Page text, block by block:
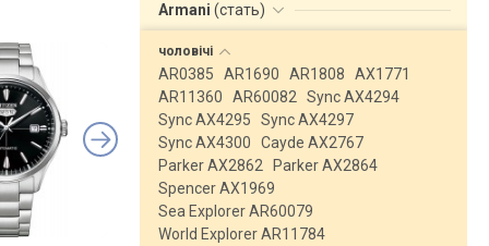
Armani (стать)
чоловічі
AR0385 AR1690 AR1808
AX1771
AR11360
AR60082
Sync AX4294
Sync AX4295
Sync AX4297
Sync AX4300
Cayde AX2767
Parker AX2862
Parker AX2864
Spencer AX1969
Sea Explorer AR60079
World Explorer AR11784